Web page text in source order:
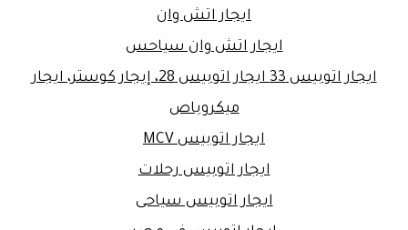
ايجار اتش وان
ايجار اتش وان سياحس
ايجار اتوبيس 33 ايجار اتوبيس 28، إيجار كوستر، ايجار
ميكروباص
ايجار اتوبيس MCV
ايجار اتوبيس رحلات
ايجار اتوبيس سياحى